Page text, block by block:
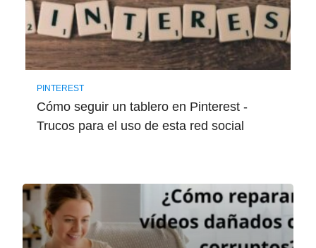
PINTEREST
Cómo seguir un tablero en Pinterest -
Trucos para el uso de esta red social